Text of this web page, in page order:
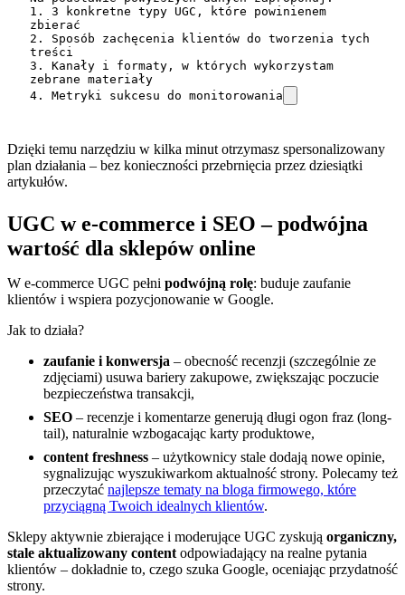
1. 3 konkretne typy UGC, które powinienem
zbierać
2. Sposób zachęcenia klientów do tworzenia tych
treści
3. Kanały i formaty, w których wykorzystam
zebrane materiały
4. Metryki sukcesu do monitorowania
Dzięki temu narzędziu w kilka minut otrzymasz spersonalizowany
plan działania – bez konieczności przebrnięcia przez dziesiątki
artykułów.
UGC w e-commerce i SEO – podwójna
wartość dla sklepów online
W e-commerce UGC pełni podwójną rolę: buduje zaufanie
klientów i wspiera pozycjonowanie w Google.
Jak to działa?
zaufanie i konwersja – obecność recenzji (szczególnie ze
zdjęciami) usuwa bariery zakupowe, zwiększając poczucie
bezpieczeństwa transakcji,
SEO – recenzje i komentarze generują długi ogon fraz (long-
tail), naturalnie wzbogacając karty produktowe,
content freshness – użytkownicy stale dodają nowe opinie,
sygnalizując wyszukiwarkom aktualność strony. Polecamy też
przeczytać najlepsze tematy na bloga firmowego, które
przyciągną Twoich idealnych klientów.
Sklepy aktywnie zbierające i moderujące UGC zyskują organiczny,
stale aktualizowany contentodpowiadający na realne pytania
klientów – dokładnie to, czego szuka Google, oceniając przydatność
strony.